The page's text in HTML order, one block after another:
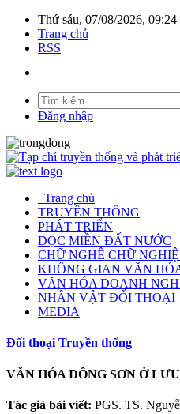
Thứ sáu, 07/08/2026,
Trang chủ
RSS
Đăng nhập
Trang chủ
TRUYỀN THỐNG
PHÁT TRIỂN
DỌC MIỀN ĐẤT NƯỚC
CHỮ NGHỀ CHỮ
KHÔNG GIAN VĂN
VĂN HÓA DOANH
NHÂN VẬT ĐỐI THOẠI
MEDIA
Đối thoại Truyền thống
VĂN HÓA ĐỒNG SƠN Ở
Tác giả bài viết: PGS. TS.